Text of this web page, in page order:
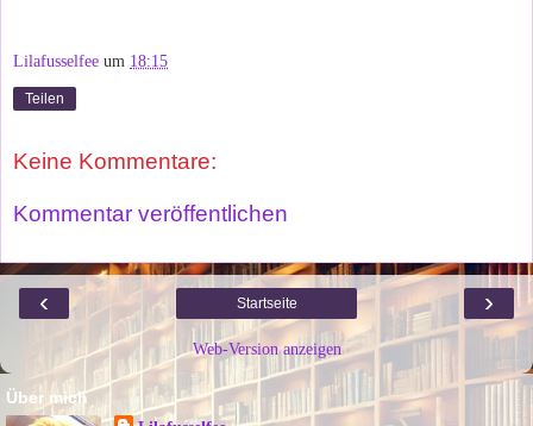
Lilafusselfee um 18:15
Teilen
Keine Kommentare:
Kommentar veröffentlichen
‹ ›
Startseite
Web-Version anzeigen
Über mich